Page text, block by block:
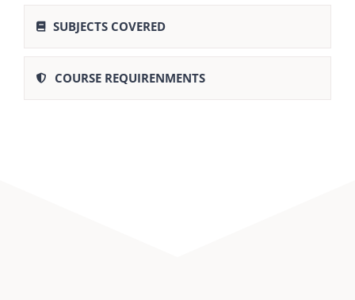
SUBJECTS COVERED
COURSE REQUIRENMENTS